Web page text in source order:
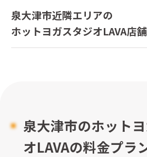
泉大津市近隣エリアの
ホットヨガスタジオLAVA店
泉大津市のホット
オLAVAの料金プラ